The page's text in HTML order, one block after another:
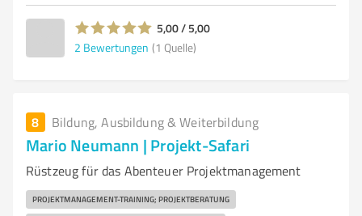
5,00 / 5,00
2 Bewertungen (1 Quelle)
8 Bildung, Ausbildung & Weiterbildung
Mario Neumann | Projekt-Safari
Rüstzeug für das Abenteuer Projektmanagement
PROJEKTMANAGEMENT-TRAINING; PROJEKTBERATUNG